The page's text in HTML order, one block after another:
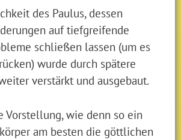
des Paulus, dessen
auf tiefgreifende
schließen lassen (um es
wurde durch spätere
verstärkt und ausgebaut.
Vorstellung, wie denn so ein
am besten die göttlichen